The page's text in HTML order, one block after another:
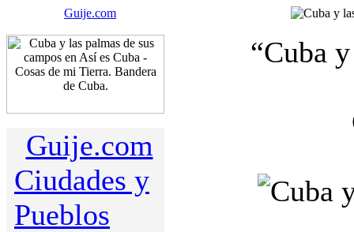
Guije.com
Guije.com
Ciudades y
Pueblos
“Cuba